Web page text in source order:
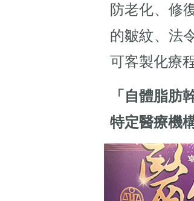
防老化、修
的皺紋、法
可客製化療
「自體脂
特定醫療機